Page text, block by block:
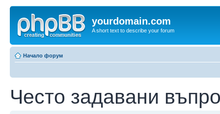
yourdomain.com
A short text to describe your forum
Начало форум
Често задавани